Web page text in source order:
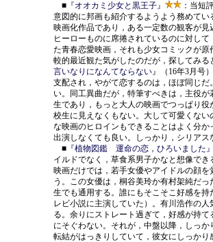
■ 『オオカミ少女と黒王子』
：当短
意図的に邦画も紹介するようよう務めて
映画化作品であり，ある一定数の観客が
ヒーローものに席捲されているのに対し
た青春恋愛映画，それも少女コミックが
較的最近観た気がしたのだが，探してみ
言いなりになんてならない』（16年3月号
支配され，やがて恋するのは，ほぼ同じ
い。同工異曲だが，特筆すべきは，主役
生であり，もっと大人の映画でつっぱり
校生に見えなくもない。大して可愛くな
な映画のヒロインもできることはよく分
出演しなくても良い。しっかり，シリア
■ 『植物図鑑 運命の恋，ひろいました
イルドでなく，草食系男子かなと想像で
映画だけでは，若手女優やアイドルの顔
う。この女優は，桐谷美玲か有村架純だ
生でも通用する。誰にもそこそこ好感を
レビ小説に主演していた）。有川浩作の
る。余りにストレート過ぎて，好感が持
にそぐわない。それが，中盤以降，しっ
転結がはっきりしていて，彼女にしっか